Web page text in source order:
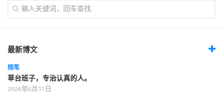
最新博文
随笔
草台班子，专治认真的人。
2026年6月17日